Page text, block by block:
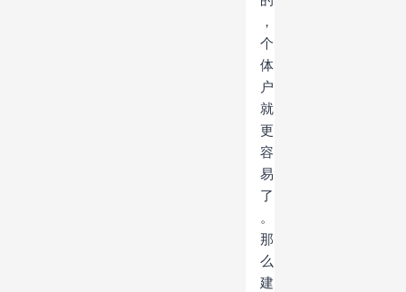
，
个
体
户
就
更
容
易
了
。
那
么
建